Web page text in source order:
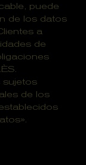
puede
de los datos
a
de
sujetos
de los